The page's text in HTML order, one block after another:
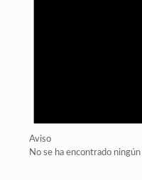
Aviso
No se ha encontrado